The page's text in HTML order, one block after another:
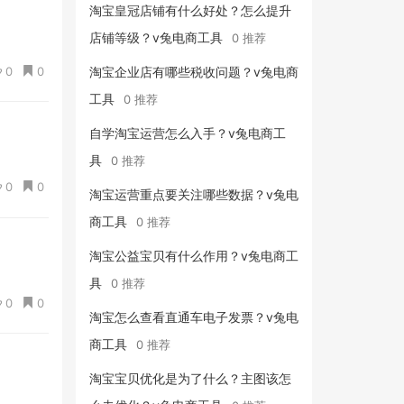
0
0
0
0
0
0
淘宝皇冠店铺有什么好处？怎么提升
店铺等级？v兔电商工具
0 推荐
淘宝企业店有哪些税收问题？v兔电商
工具
0 推荐
自学淘宝运营怎么入手？v兔电商工
具
0 推荐
淘宝运营重点要关注哪些数据？v兔电
商工具
0 推荐
淘宝公益宝贝有什么作用？v兔电商工
具
0 推荐
淘宝怎么查看直通车电子发票？v兔电
商工具
0 推荐
淘宝宝贝优化是为了什么？主图该怎